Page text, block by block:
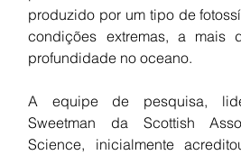
produzido por um tipo de
condições extremas, a mais
profundidade no oceano.
A equipe de pesquisa,
Sweetman da Scottish
Science, inicialmente